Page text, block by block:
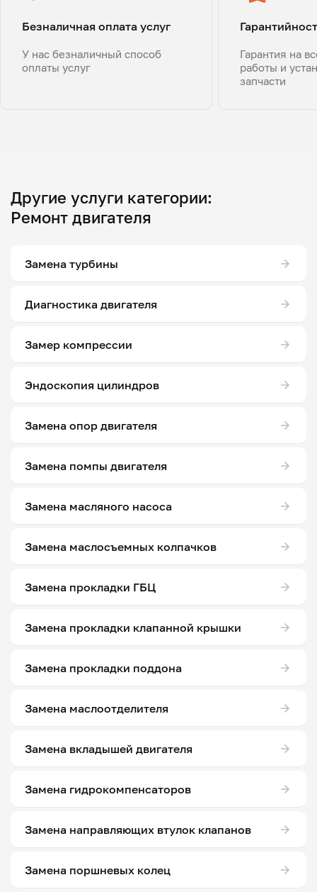
Безналичная оплата услуг
У нас безналичный способ
оплаты услуг
Гарантия на
работы и
запчасти
Другие услуги категории:
Ремонт двигателя
Замена турбины
Диагностика двигателя
Замер компрессии
Эндоскопия цилиндров
Замена опор двигателя
Замена помпы двигателя
Замена масляного насоса
Замена маслосъемных колпачков
Замена прокладки ГБЦ
Замена прокладки клапанной крышки
Замена прокладки поддона
Замена маслоотделителя
Замена вкладышей двигателя
Замена гидрокомпенсаторов
Замена направляющих втулок клапанов
Замена поршневых колец